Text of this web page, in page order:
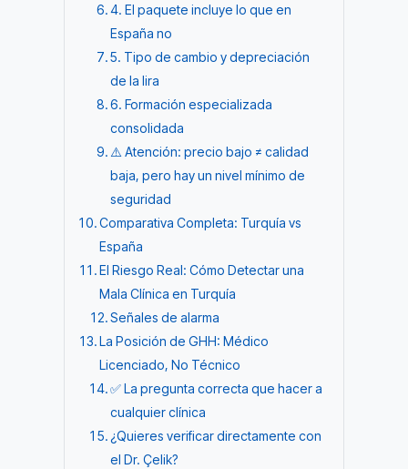
4. El paquete incluye lo que en
España no
5. Tipo de cambio y depreciación
de la lira
6. Formación especializada
consolidada
⚠️ Atención: precio bajo ≠ calidad
baja, pero hay un nivel mínimo de
seguridad
Comparativa Completa: Turquía vs
España
El Riesgo Real: Cómo Detectar una
Mala Clínica en Turquía
Señales de alarma
La Posición de GHH: Médico
Licenciado, No Técnico
✅ La pregunta correcta que hacer a
cualquier clínica
¿Quieres verificar directamente con
el Dr. Çelik?